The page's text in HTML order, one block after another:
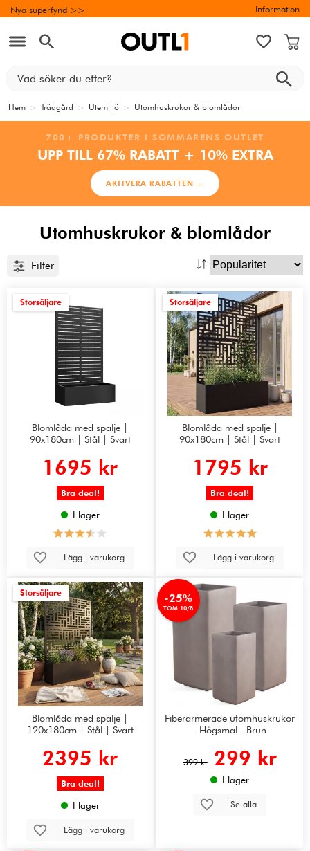
Nya superfynd >> Information
Hem > Trädgård > Utemiljö > Utomhuskrukor & blomlådor
700+ PRODUKTER I SOMMARENS OUTLET
UPP TILL 67% RABATT + 10% EXTRA
AKTIVERA RABATTEN →
Utomhuskrukor & blomlådor
Filter
Storsäljare
Blomlåda med spalje |
90x180cm | Stål | Svart
1695 kr
Bra deal!
I lager
Lägg i varukorg
Storsäljare
Blomlåda med spalje |
90x180cm | Stål | Svart
1795 kr
Bra deal!
I lager
Lägg i varukorg
Storsäljare
Blomlåda med spalje |
120x180cm | Stål | Svart
2395 kr
Bra deal!
I lager
Lägg i varukorg
-25%
TOM 10/8
Fiberarmerade utomhuskrukor
- Högsmal - Brun
399 kr 299 kr
I lager
Se alla